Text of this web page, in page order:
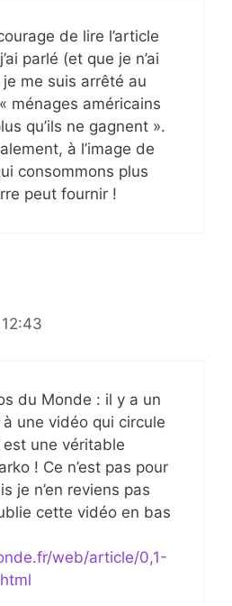
de lire l’article
parlé (et que je n’ai
je me suis arrêté au
ménages américains
qu’ils ne gagnent ».
à l’image de
consommons plus
peut fournir !
du Monde : il y a un
une vidéo qui circule
une véritable
! Ce n’est pas pour
je n’en reviens pas
cette vidéo en bas
web/article/0,1-